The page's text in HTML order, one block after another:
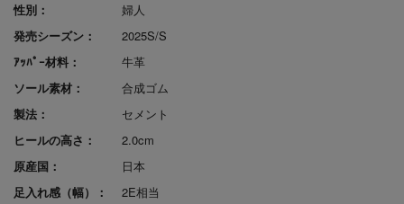
性別：
婦人
発売シーズン：
2025S/S
ｱｯﾊﾟｰ材料：
牛革
ソール素材：
合成ゴム
製法：
セメント
ヒールの高さ：
2.0cm
原産国：
日本
足入れ感（幅）：
2E相当